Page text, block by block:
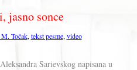
jasno sonce
Točak, tekst pesme, video
Sarievskog napisana u